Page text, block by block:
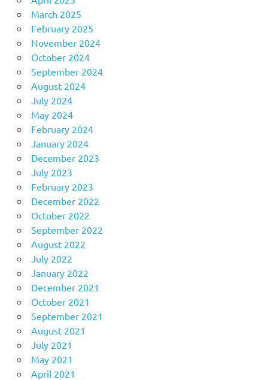
March 2025
February 2025
November 2024
October 2024
September 2024
August 2024
July 2024
May 2024
February 2024
January 2024
December 2023
July 2023
February 2023
December 2022
October 2022
September 2022
August 2022
July 2022
January 2022
December 2021
October 2021
September 2021
August 2021
July 2021
May 2021
April 2021